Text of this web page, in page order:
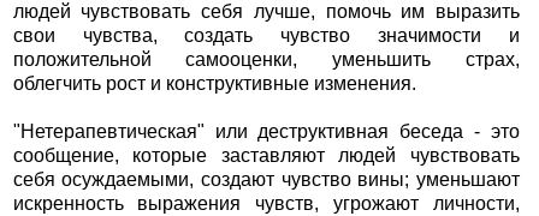
людей чувствовать себя лучше, помочь им выразить
свои чувства, создать чувство значимости и
положительной самооценки, уменьшить страх,
облегчить рост и конструктивные изменения.
"Нетерапевтическая" или деструктивная беседа - это
сообщение, которые заставляют людей чувствовать
себя осуждаемыми, создают чувство вины; уменьшают
искренность выражения чувств, угрожают личности,